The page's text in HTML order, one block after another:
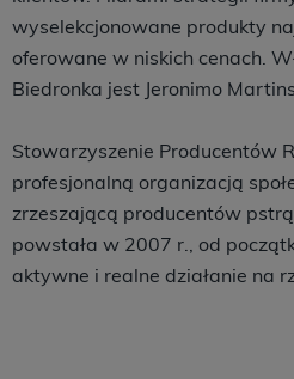
wyselekcjonowane produkty
oferowane w niskich cenach.
Biedronka jest Jeronimo
Stowarzyszenie Producentów
profesjonalną organizacją
zrzeszającą producentów
powstała w 2007 r., od
aktywne i realne działanie na